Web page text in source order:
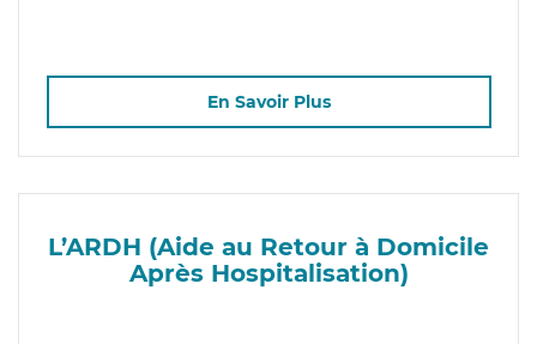
En Savoir Plus
L’ARDH (Aide au Retour à Domicile
Après Hospitalisation)